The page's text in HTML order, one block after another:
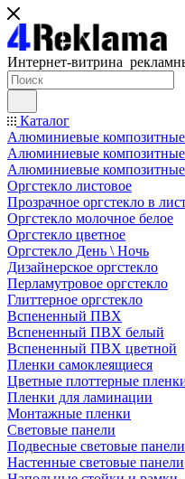
Интернет-витрина
Каталог
Алюминиевые
Алюминиевые
Алюминиевые
Оргстекло листовое
Прозрачное оргстекло в
Оргстекло молочное белое
Оргстекло цветное
Оргстекло День \ Ночь
Дизайнерское оргстекло
Перламутровое оргстекло
Глиттерное оргстекло
Вспененный ПВХ
Вспененный ПВХ белый
Вспененный ПВХ цветной
Пленки самоклеящиеся
Цветные плоттерные
Пленки для ламинации
Монтажные пленки
Световые панели
Подвесные световые панели
Настенные световые панели